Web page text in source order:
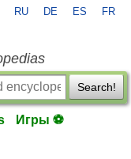
RU DE ES FR
Search!
Игры ⚽